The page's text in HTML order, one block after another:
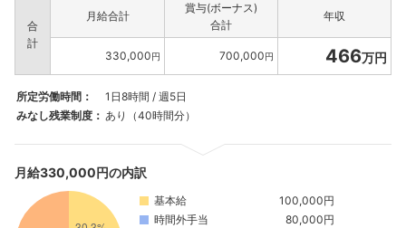
合
計
月給合計
賞与(ボーナス)
合計
年収
330,000円 700,000円 466万円
所定労働時間：
1日8時間 / 週5日
みなし残業制度： あり（40時間分）
月給330,000円の内訳
基本給
100,000円
時間外手当
80,000円